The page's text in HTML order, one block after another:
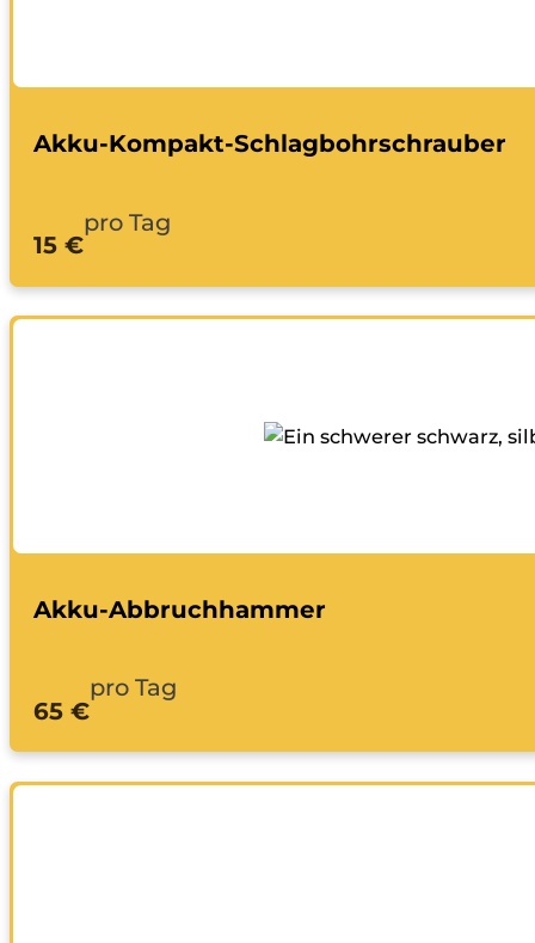
Akku-Kompakt-Schlagbohrschrauber
15 €
pro Tag
Akku-Abbruchhammer
65 €
pro Tag